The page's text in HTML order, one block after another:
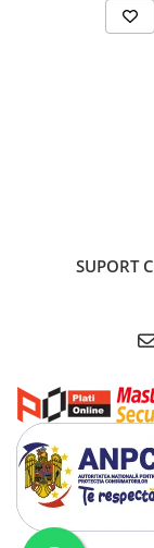
Plante
Tipuri
Mod de
SUPORT